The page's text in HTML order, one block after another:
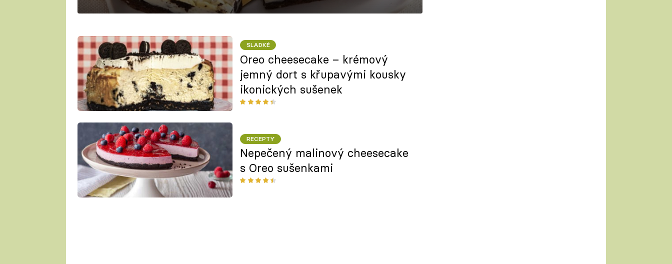
SLADKÉ
Oreo cheesecake – krémový
jemný dort s křupavými kousky
ikonických sušenek
RECEPTY
Nepečený malinový cheesecake
s Oreo sušenkami